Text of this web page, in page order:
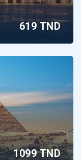
619 TND
1099 TND